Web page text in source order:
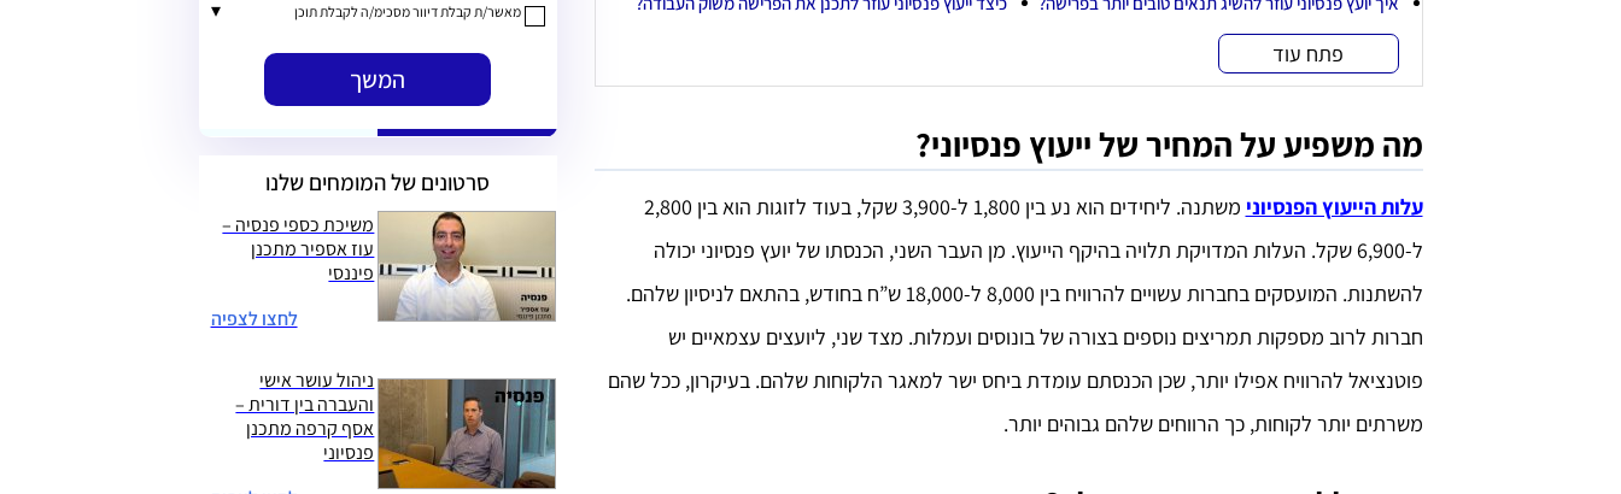
פתח עוד
מה משפיע על המחיר של ייעוץ פנסיוני?
עלות הייעוץ הפנסיוני
משתנה. ליחידים הוא נע בין 1,800 ל-3,900 שקל, בעוד לזוגות הוא בין 2,800
ל-6,900 שקל. העלות המדויקת תלויה בהיקף הייעוץ. מן העבר השני, הכנסתו של יועץ פנסיוני יכולה
להשתנות. המועסקים בחברות עשויים להרוויח בין 8,000 ל-18,000 ש”ח בחודש, בהתאם לניסיון שלהם.
חברות לרוב מספקות תמריצים נוספים בצורה של בונוסים ועמלות. מצד שני, ליועצים עצמאיים יש
פוטנציאל להרוויח אפילו יותר, שכן הכנסתם עומדת ביחס ישר למאגר הלקוחות שלהם. בעיקרון, ככל שהם
משרתים יותר לקוחות, כך הרווחים שלהם גבוהים יותר.
מאשר/ת קבלת דיוור מסכימ/ה לקבלת תוכן ▾
המשך
סרטונים של המומחים שלנו
משיכת כספי פנסיה –
עוז אספיר מתכנן
פיננסי
לחצו לצפיה
ניהול עושר אישי
והעברה בין דורית –
אסף קרפה מתכנן
פנסיוני